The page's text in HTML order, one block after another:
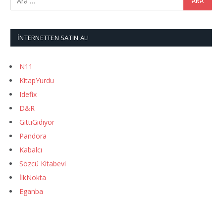
İNTERNETTEN SATIN AL!
N11
KitapYurdu
Idefix
D&R
GittiGidiyor
Pandora
Kabalcı
Sözcü Kitabevi
İlkNokta
Eganba